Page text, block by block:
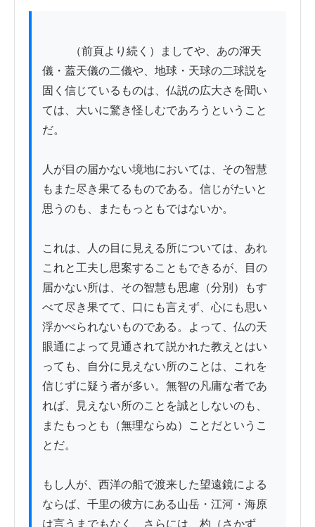
儀・蓋天儀の二儀や、地球・天球の二球説を
固く信じているものは、仏説の広大さを聞い
ては、大いに驚き怪しむであろうということ
だ。
人が目の届かない境地においては、その智慧
もまた尽き果てるものである。信じがたいと
思うのも、またもっともではないか。
これは、人の目に見える所については、あれ
これと工夫し思案することもできるが、目の
届かない所は、その智慧も思慮（分別）もす
べて尽き果てて、口にも言えず、心にも思い
浮かべられないものである。よって、仏の天
眼通によって見通されて説かれた教えとはい
っても、自分に見えない所のことは、これを
信じずに疑う者が多い。無智の凡庸な者であ
れば、見えない所のことを誠としないのも、
またもっとも（無理ならぬ）ことだというこ
とだ。
もし人が、西洋の船で渡来した望遠鏡による
ならば、千里の彼方にある山岳・江河・海原
は言うまでもなく、さらには、杓（さかず